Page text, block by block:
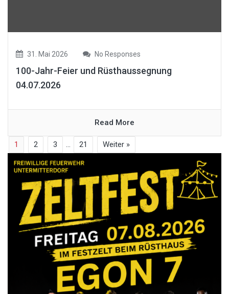
31. Mai 2026 No Responses
100-Jahr-Feier und Rüsthaussegnung
04.07.2026
Read More
1 2 3 … 21 Weiter »